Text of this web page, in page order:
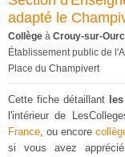
adapté le
Collège à Crouy-sur-
Établissement public de
Place du Champivert
Cette fiche détaillant
l'intérieur de
France, ou encore
si vous avez